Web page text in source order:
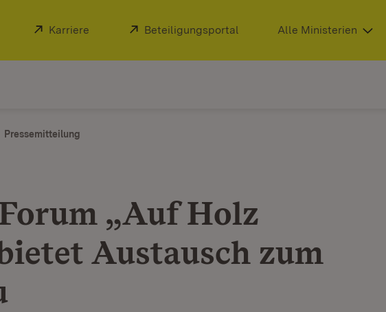
Extern:
Karriere (Öffnet in neuem Fenster)
Extern:
Beteiligungsportal (Öffnet in neuem Fenster)
Alle Ministerien
Pressemitteilung
„Auf Holz
Austausch zum